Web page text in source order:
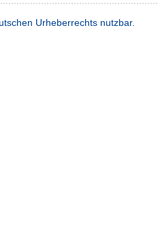
Urheberrechts nutzbar.